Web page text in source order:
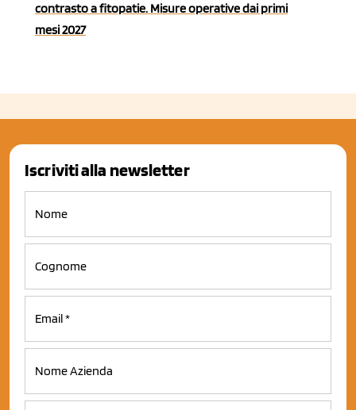
contrasto a fitopatie. Misure operative dai primi
mesi 2027
Iscriviti alla newsletter